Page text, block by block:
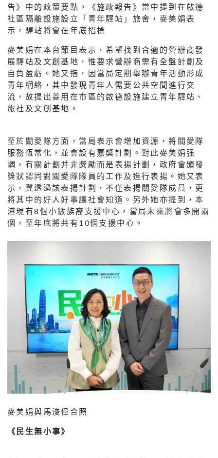
告》中的政策要點。《施政報告》當中提到在啟德
社區隔離設施設立「青年驛站」旅舍，麥美娟表
示，驛站將會在年底招標
麥美娟在本台節目表示，希望找到合適的營辦商發
展驛站及文創基地，惟要求營辦商需有全盤計劃及
自負盈虧。她又指，因當局定期舉辦青年活動形成
青年網絡，其中發現青年人需要公共空間進行交
流，故提出善用在市區的啟德設施建立青年驛站、
旅社及文創基地。
至於關愛隊方面，當局表示會增加資源，將關愛隊
服務恆常化，並會設有嘉獎計劃。對此麥美娟强
調，有關計劃并非獎勵而是表揚計劃，政府會頒發
獎狀認同對關愛隊隊員的工作及進行表揚。她又表
示，冀透過該表揚計劃，不僅表揚關愛隊成員，更
將其中的好人好事讓社會知道。另外她亦提到，本
港現有8個小數族裔支援中心，當局未來將會多開兩
個，至年底將共有10個支援中心。
麥美娟與馬浚偉合照
《民生無小事》